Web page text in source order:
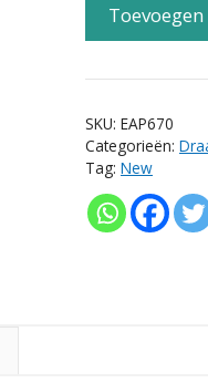
SKU: EAP670
Categorieën:
Tag: New